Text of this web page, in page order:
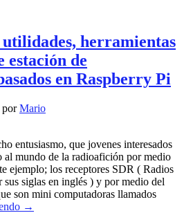
herramientas
estación de
​​en Raspberry Pi
porMario
entusiasmo, que jovenes interesados
al mundo de la radioafición por medio
ejemplo; los receptores SDR ( Radios
siglas en inglés ) y por medio del
son mini computadoras llamados
→